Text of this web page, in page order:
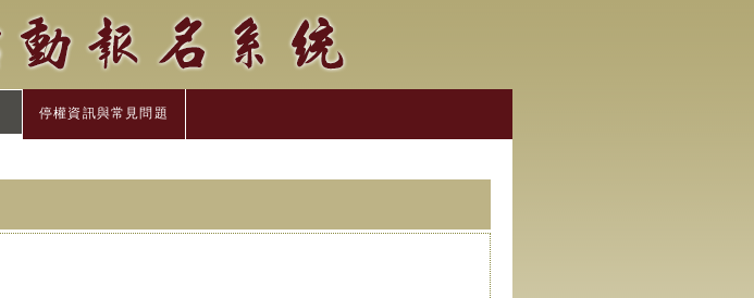
停權資訊與常見問題